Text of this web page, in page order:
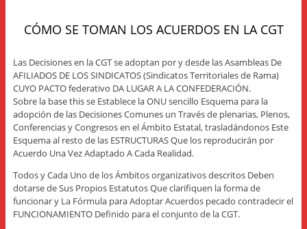
CÓMO SE TOMAN LOS ACUERDOS EN LA CGT
Las Decisiones en la CGT se adoptan por y desde las Asambleas De
AFILIADOS DE LOS SINDICATOS (Sindicatos Territoriales de Rama)
CUYO PACTO federativo DA LUGAR A LA CONFEDERACIÓN.
Sobre la base this se Establece la ONU sencillo Esquema para la
adopción de las Decisiones Comunes un Través de plenarias, Plenos,
Conferencias y Congresos en el Ámbito Estatal, trasladándonos Este
Esquema al resto de las ESTRUCTURAS Que los reproducirán por
Acuerdo Una Vez Adaptado A Cada Realidad.
Todos y Cada Uno de los Ámbitos organizativos descritos Deben
dotarse de Sus Propios Estatutos Que clarifiquen la forma de
funcionar y La Fórmula para Adoptar Acuerdos pecado contradecir el
FUNCIONAMIENTO Definido para el conjunto de la CGT.